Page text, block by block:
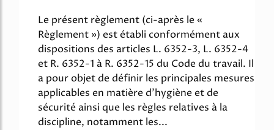
Le présent règlement (ci-après le «
Règlement ») est établi conformément aux
dispositions des articles L. 6352-3, L. 6352-4
et R. 6352-1 à R. 6352-15 du Code du travail. Il
a pour objet de définir les principales mesures
applicables en matière d'hygiène et de
sécurité ainsi que les règles relatives à la
discipline, notamment les...